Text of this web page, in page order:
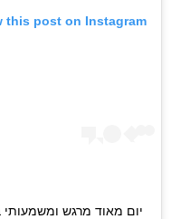
this post on Instagram
יום מאוד מרגש ומשמעותי